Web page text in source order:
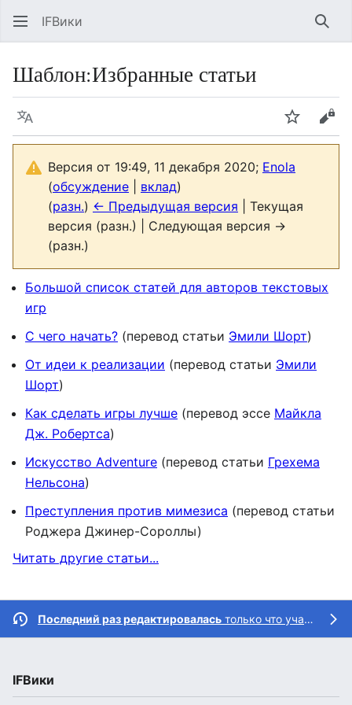
IFВики
Шаблон:Избранные статьи
Язык Следить
Версия от 19:49, 11 декабря 2020; Enola
(обсуждение вклад)
(разн.) ← Предыдущая версия | Текущая
версия (разн.) | Следующая версия →
(разн.)
Большой список статей для авторов текстовых
игр
С чего начать? (перевод статьи Эмили Шорт)
От идеи к реализации (перевод статьи Эмили
Шорт)
Как сделать игры лучше (перевод эссе Майкла
Дж. Робертса)
Искусство Adventure (перевод статьи Грехема
Нельсона)
Преступления против мимезиса (перевод статьи
Роджера Джинер-Сороллы)
Читать другие статьи...
Последний раз редактировалась только что участницей
IFВики